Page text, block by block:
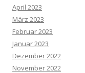
April 2023
März 2023
Februar 2023
Januar 2023
Dezember 2022
November 2022